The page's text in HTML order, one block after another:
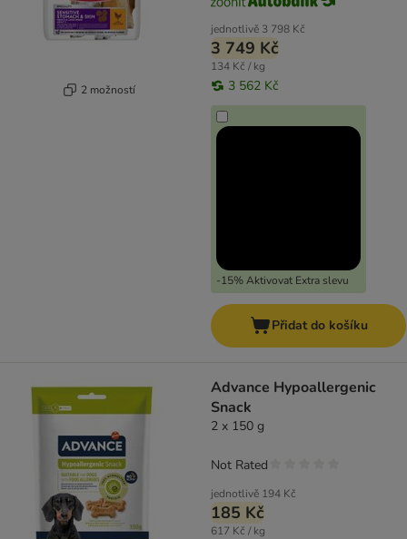
2 možností
jednotlivě 3 798 Kč
3 749 Kč
134 Kč / kg
3 562 Kč
-15% Aktivovat Extra slevu
Přidat do košíku
Advance Hypoallergenic
Snack
2 x 150 g
jednotlivě 194 Kč
185 Kč
617 Kč / kg
Not Rated